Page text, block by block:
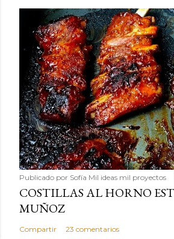
Publicado por Sofía Mil ideas mil proyectos
COSTILLAS AL HORNO
MUÑOZ
Compartir 23 comentarios